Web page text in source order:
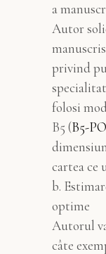
a
Autor
privind
folosi
B5 (B5-
cartea ce
b.
optime
Autorul
câte